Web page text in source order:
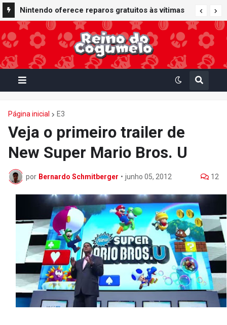
Nintendo oferece reparos gratuitos às vítimas
do terremoto de Kumamoto e doa 50 milhões
de ienes à Cruz Vermelha
Nintendo Music recebe trilhas sonoras de
Virtual Boy Wario Land, Mario Clash e Mario's
Tennis em adição histórica ao catálogo
Página inicial E3
Veja o primeiro trailer de
New Super Mario Bros. U
por Bernardo Schmitberger • junho 05, 2012 12